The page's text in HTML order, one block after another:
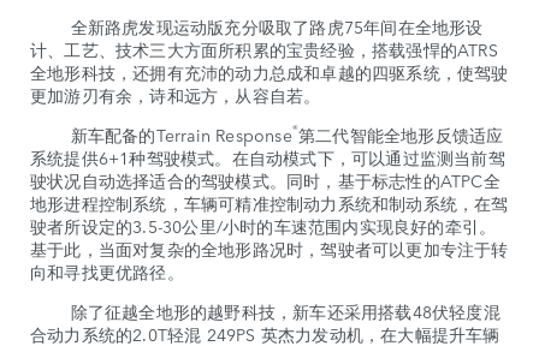
全新路虎发现运动版充分吸取了路虎75年间在全地形设
计、工艺、技术三大方面所积累的宝贵经验，搭载强悍的ATRS
全地形科技，还拥有充沛的动力总成和卓越的四驱系统，使驾驶
更加游刃有余，诗和远方，从容自若。
新车配备的Terrain Response®第二代智能全地形反馈适应
系统提供6+1种驾驶模式。在自动模式下，可以通过监测当前驾
驶状况自动选择适合的驾驶模式。同时，基于标志性的ATPC全
地形进程控制系统，车辆可精准控制动力系统和制动系统，在驾
驶者所设定的3.5-30公里/小时的车速范围内实现良好的牵引。
基于此，当面对复杂的全地形路况时，驾驶者可以更加专注于转
向和寻找更优路径。
除了征越全地形的越野科技，新车还采用搭载48伏轻度混
合动力系统的2.0T轻混 249PS 英杰力发动机，在大幅提升车辆